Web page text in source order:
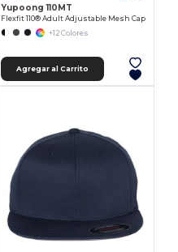
Yupoong 110MT
Flexfit 110® Adult Adjustable Mesh Cap
+12 Colores
Agregar al Carrito